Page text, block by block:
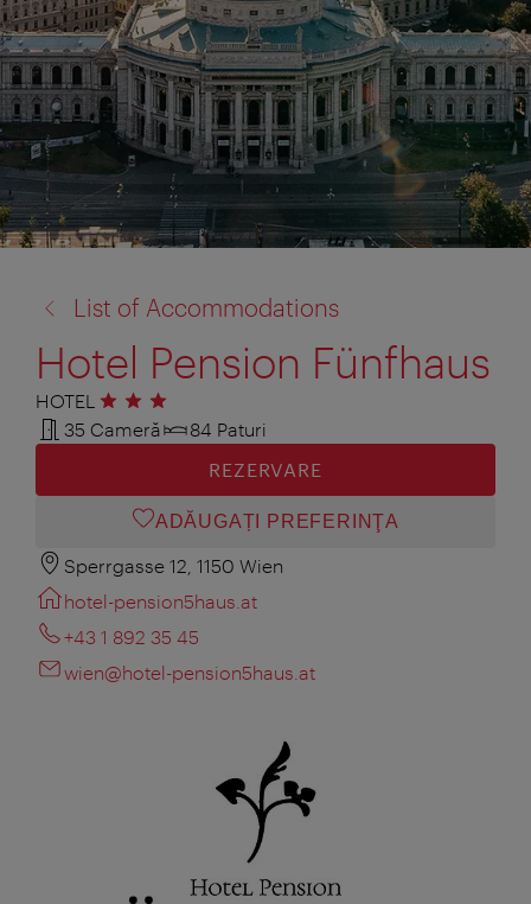
la:
List of Accommodations
Hotel Pension Fünfhaus
HOTEL 3 stele
35 Cameră
84 Paturi
REZERVARE
ADĂUGAȚI PREFERINŢA
Sperrgasse 12, 1150 Wien
hotel-pension5haus.at
+43 1 892 35 45
wien@hotel-pension5haus.at